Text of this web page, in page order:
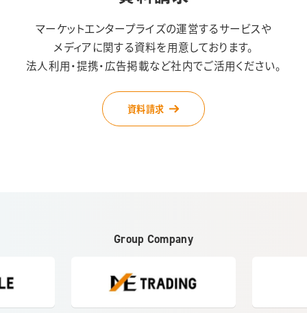
マーケットエンタープライズの運営するサービスや
メディアに関する資料を用意しております。
法人利用・提携・広告掲載など社内でご活用ください。
資料請求
Group Company